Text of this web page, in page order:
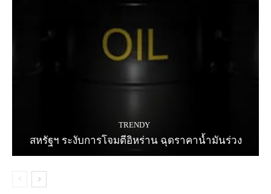
TRENDY
สหรัฐฯ ระงับการโจมตีอิหร่าน ฉุดราคาน้ำมันร่วง